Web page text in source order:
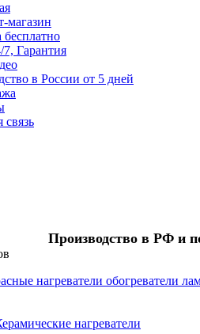
магазин
бесплатно
Гарантия
в России от 5 дней
связь
Производство в РФ и
нагреватели обогреватели
нагреватели